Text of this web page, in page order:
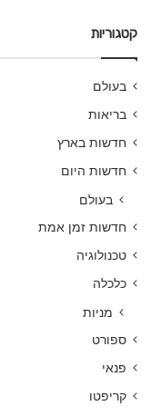
קטגוריות
בעולם
בריאות
חדשות בארץ
חדשות היום
בעולם
חדשות זמן אמת
טכנולוגיה
כלכלה
מניות
ספורט
פנאי
קריפטו